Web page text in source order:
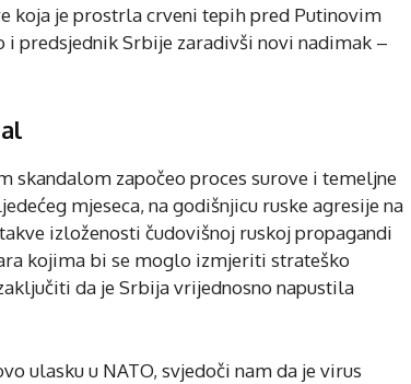
koja je prostrla crveni tepih pred Putinovim
predsjednik Srbije zaradivši novi nadimak –
započeo proces surove i temeljne
mjeseca, na godišnjicu ruske agresije na
izloženosti čudovišnoj ruskoj propagandi
kojima bi se moglo izmjeriti strateško
da je Srbija vrijednosno napustila
ulasku u NATO, svjedoči nam da je virus